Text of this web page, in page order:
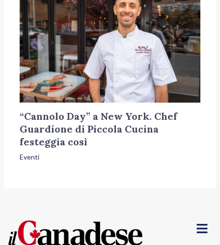
“Cannolo Day” a New York. Chef
Guardione di Piccola Cucina
festeggia così
Eventi
Menu